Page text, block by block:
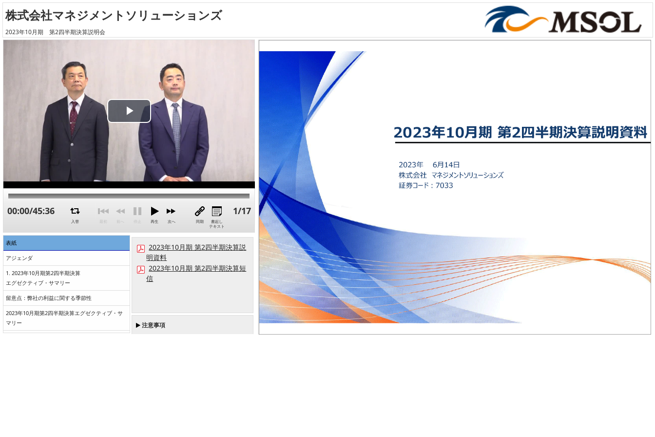
株式会社マネジメントソリューションズ
2023年10月期 第2四半期決算説明会
Play
Video
00:00/45:36 1/17
入替 最初 前へ 停止 再生 次へ 同期
書起し
テキスト
表紙
アジェンダ
1. 2023年10月期第2四半期決算
エグゼクティブ・サマリー
留意点：弊社の利益に関する季節性
2023年10月期第2四半期決算エグゼクティブ・サ
マリー
2023年10月期 第2四半期決算説
明資料
2023年10月期 第2四半期決算短
信
注意事項